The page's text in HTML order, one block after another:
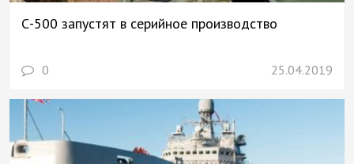
С-500 запустят в серийное производство
0 25.04.2019